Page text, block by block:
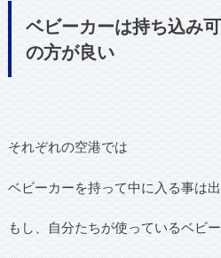
ベビーカーは持ち込み
の方が良い
それぞれの空港では
ベビーカーを持って中に入る事は
もし、自分たちが使っているベビ